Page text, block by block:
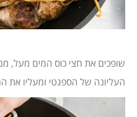
שופכים את חצי כוס המים מעל,
העליונה של הספגטי ומעליו את